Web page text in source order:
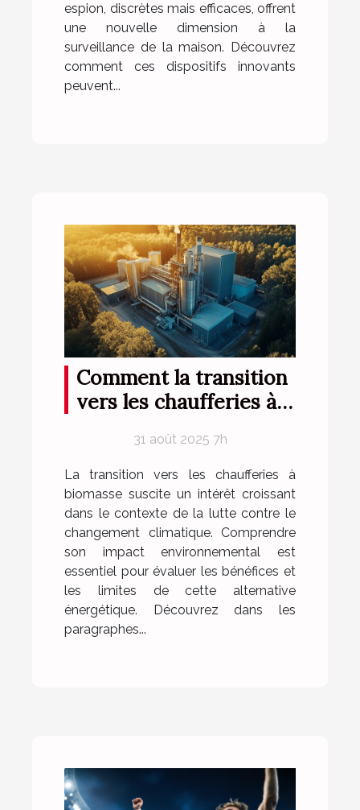
espion, discrètes mais efficaces, offrent
une nouvelle dimension à la
surveillance de la maison. Découvrez
comment ces dispositifs innovants
peuvent...
Comment la transition
vers les chaufferies à
sur l'environnement ?
31 août 2025 7h
La transition vers les chaufferies à
biomasse suscite un intérêt croissant
dans le contexte de la lutte contre le
changement climatique. Comprendre
son impact environnemental est
essentiel pour évaluer les bénéfices et
les limites de cette alternative
énergétique. Découvrez dans les
paragraphes...